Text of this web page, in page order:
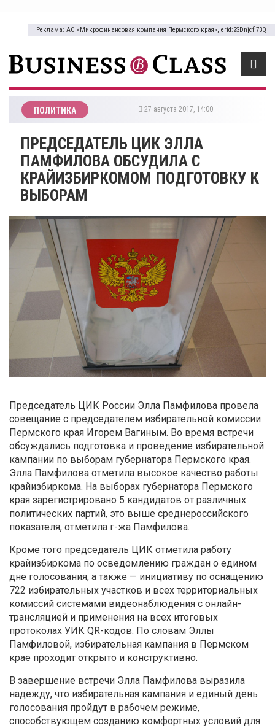
Реклама: АО «Микрофинансовая компания Пермского края», erid:2SDnjcfi73Q
ПОЛИТИКА 27 августа 2017, 14:00
ПРЕДСЕДАТЕЛЬ ЦИК ЭЛЛА
ПАМФИЛОВА ОБСУДИЛА С
КРАЙИЗБИРКОМОМ ПОДГОТОВКУ К
ВЫБОРАМ
Председатель ЦИК России Элла Памфилова провела
совещание с председателем избирательной комиссии
Пермского края Игорем Вагиным. Во время встречи
обсуждались подготовка и проведение избирательной
кампании по выборам губернатора Пермского края.
Элла Памфилова отметила высокое качество работы
крайизбиркома. На выборах губернатора Пермского
края зарегистрировано 5 кандидатов от различных
политических партий, это выше среднероссийского
показателя, отметила г-жа Памфилова.
Кроме того председатель ЦИК отметила работу
крайизбиркома по осведомлению граждан о едином
дне голосования, а также — инициативу по оснащению
722 избирательных участков и всех территориальных
комиссий системами видеонаблюдения с онлайн-
трансляцией и применения на всех итоговых
протоколах УИК QR-кодов. По словам Эллы
Памфиловой, избирательная кампания в Пермском
крае проходит открыто и конструктивно.
В завершение встречи Элла Памфилова выразила
надежду, что избирательная кампания и единый день
голосования пройдут в рабочем режиме,
способствующем созданию комфортных условий для